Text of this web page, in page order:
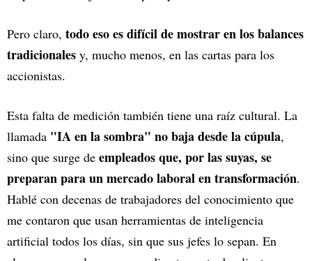
Pero claro, todo eso es difícil de mostrar en los balances
tradicionales y, mucho menos, en las cartas para los
accionistas.
Esta falta de medición también tiene una raíz cultural. La
llamada "IA en la sombra" no baja desde la cúpula,
sino que surge de empleados que, por las suyas, se
preparan para un mercado laboral en transformación.
Hablé con decenas de trabajadores del conocimiento que
me contaron que usan herramientas de inteligencia
artificial todos los días, sin que sus jefes lo sepan. En